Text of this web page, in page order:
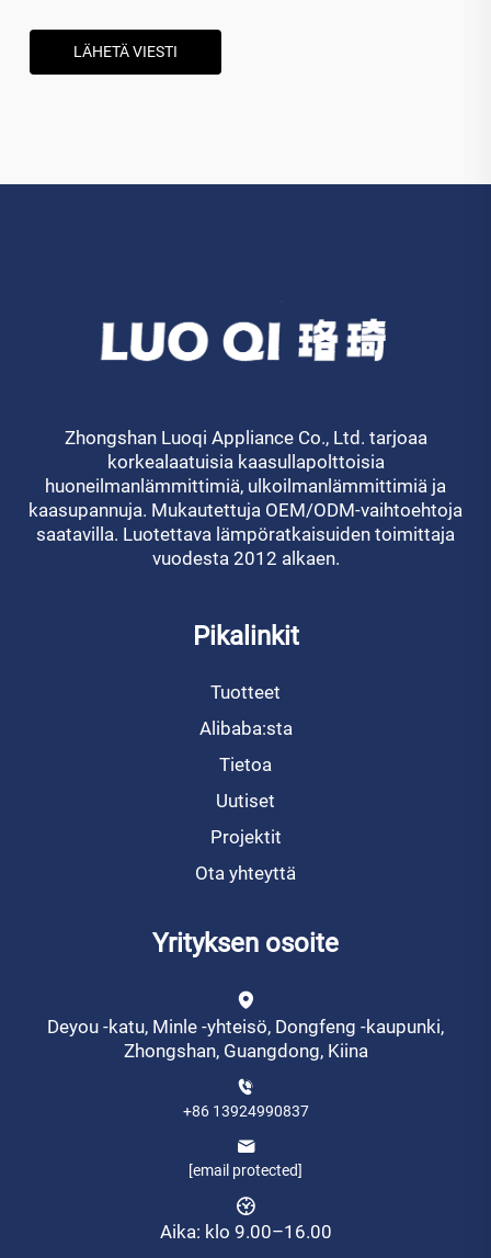
LÄHETÄ VIESTI
Zhongshan Luoqi Appliance Co., Ltd. tarjoaa
korkealaatuisia kaasullapolttoisia
huoneilmanlämmittimiä, ulkoilmanlämmittimiä ja
kaasupannuja. Mukautettuja OEM/ODM-vaihtoehtoja
saatavilla. Luotettava lämpöratkaisuiden toimittaja
vuodesta 2012 alkaen.
Pikalinkit
Tuotteet
Alibaba:sta
Tietoa
Uutiset
Projektit
Ota yhteyttä
Yrityksen osoite
Deyou -katu, Minle -yhteisö, Dongfeng -kaupunki,
Zhongshan, Guangdong, Kiina
+86 13924990837
[email protected]
Aika: klo 9.00–16.00